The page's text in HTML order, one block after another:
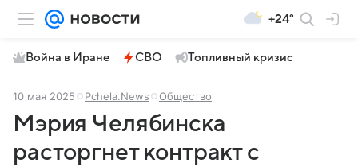
+24°
Война в Иране СВО Топливный кризис
10 мая 2025 Pchela.News Общество
Мэрия Челябинска
расторгнет контракт с